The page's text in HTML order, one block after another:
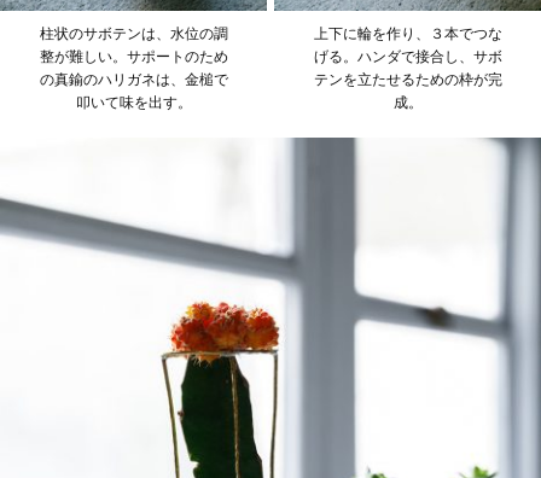
柱状のサボテンは、水位の調
整が難しい。サポートのため
の真鍮のハリガネは、金槌で
叩いて味を出す。
上下に輪を作り、３本でつな
げる。ハンダで接合し、サボ
テンを立たせるための枠が完
成。